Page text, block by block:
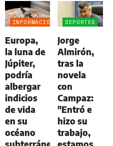
INFORMACIÓN
Europa,
la luna de
Júpiter,
podría
albergar
indicios
de vida
en su
océano
DEPORTES
Jorge
Almirón,
tras la
novela
con
Campaz:
"Entró e
hizo su
trabajo,